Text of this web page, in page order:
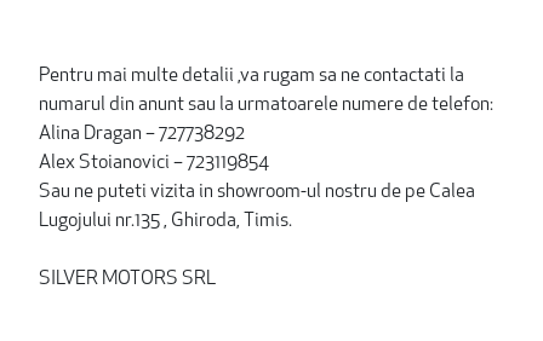
Pentru mai multe detalii ,va rugam sa ne contactati la
numarul din anunt sau la urmatoarele numere de telefon:
Alina Dragan – 727738292
Alex Stoianovici – 723119854
Sau ne puteti vizita in showroom-ul nostru de pe Calea
Lugojului nr.135 , Ghiroda, Timis.
SILVER MOTORS SRL